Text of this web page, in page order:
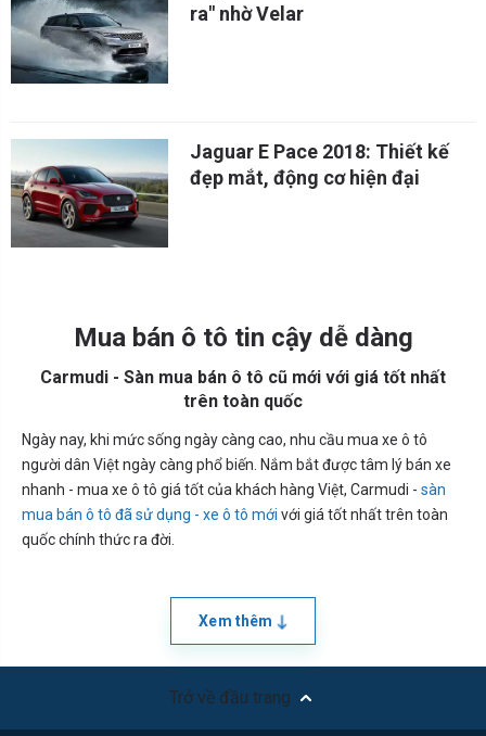
ra" nhờ Velar
Jaguar E Pace 2018: Thiết kế
đẹp mắt, động cơ hiện đại
Mua bán ô tô tin cậy dễ dàng
Carmudi - Sàn mua bán ô tô cũ mới với giá tốt nhất
trên toàn quốc
Ngày nay, khi mức sống ngày càng cao, nhu cầu mua xe ô tô
người dân Việt ngày càng phổ biến. Nắm bắt được tâm lý bán xe
nhanh - mua xe ô tô giá tốt của khách hàng Việt, Carmudi - sàn
mua bán ô tô đã sử dụng - xe ô tô mới với giá tốt nhất trên toàn
quốc chính thức ra đời.
Xem thêm
Trở về đầu trang